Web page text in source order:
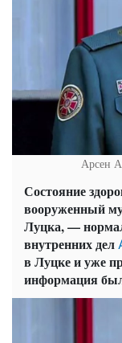
Арсен
Состояние
вооруженный
Луцка, —
внутренних дел
в Луцке и уже
информация